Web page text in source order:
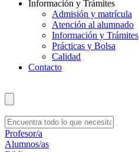
Información y Trámites
Admisión y matrícula
Atención al alumnado
Información y Trámites
Prácticas y Bolsa
Calidad
Contacto
Profesor/a
Alumnos/as